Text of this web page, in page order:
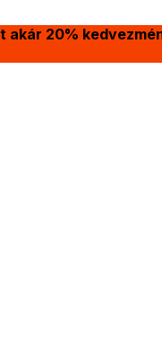
akár 20%